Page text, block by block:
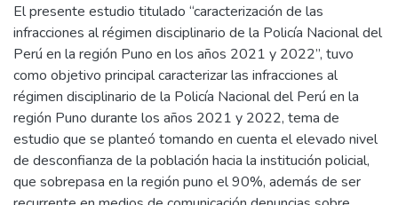
El presente estudio titulado “caracterización de las
infracciones al régimen disciplinario de la Policía Nacional del
Perú en la región Puno en los años 2021 y 2022”, tuvo
como objetivo principal caracterizar las infracciones al
régimen disciplinario de la Policía Nacional del Perú en la
región Puno durante los años 2021 y 2022, tema de
estudio que se planteó tomando en cuenta el elevado nivel
de desconfianza de la población hacia la institución policial,
que sobrepasa en la región puno el 90%, además de ser